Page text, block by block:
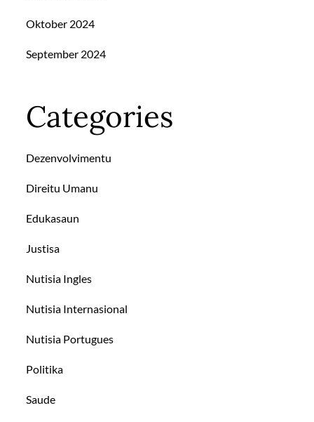
Oktober 2024
September 2024
Categories
Dezenvolvimentu
Direitu Umanu
Edukasaun
Justisa
Nutisia Ingles
Nutisia Internasional
Nutisia Portugues
Politika
Saude